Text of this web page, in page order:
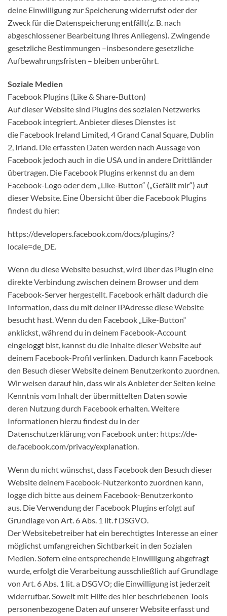
deine Einwilligung zur Speicherung widerrufst oder der
Zweck für die Datenspeicherung entfällt(z. B. nach
abgeschlossener Bearbeitung Ihres Anliegens). Zwingende
gesetzliche Bestimmungen –insbesondere gesetzliche
Aufbewahrungsfristen – bleiben unberührt.
Soziale Medien
Facebook Plugins (Like & Share-Button)
Auf dieser Website sind Plugins des sozialen Netzwerks
Facebook integriert. Anbieter dieses Dienstes ist
die Facebook Ireland Limited, 4 Grand Canal Square, Dublin
2, Irland. Die erfassten Daten werden nach Aussage von
Facebook jedoch auch in die USA und in andere Drittländer
übertragen. Die Facebook Plugins erkennst du an dem
Facebook-Logo oder dem „Like-Button“ („Gefällt mir“) auf
dieser Website. Eine Übersicht über die Facebook Plugins
findest du hier:
https://developers.facebook.com/docs/plugins/?
locale=de_DE.
Wenn du diese Website besuchst, wird über das Plugin eine
direkte Verbindung zwischen deinem Browser und dem
Facebook-Server hergestellt. Facebook erhält dadurch die
Information, dass du mit deiner IPAdresse diese Website
besucht hast. Wenn du den Facebook „Like-Button“
anklickst, während du in deinem Facebook-Account
eingeloggt bist, kannst du die Inhalte dieser Website auf
deinem Facebook-Profil verlinken. Dadurch kann Facebook
den Besuch dieser Website deinem Benutzerkonto zuordnen.
Wir weisen darauf hin, dass wir als Anbieter der Seiten keine
Kenntnis vom Inhalt der übermittelten Daten sowie
deren Nutzung durch Facebook erhalten. Weitere
Informationen hierzu findest du in der
Datenschutzerklärung von Facebook unter: https://de-
de.facebook.com/privacy/explanation.
Wenn du nicht wünschst, dass Facebook den Besuch dieser
Website deinem Facebook-Nutzerkonto zuordnen kann,
logge dich bitte aus deinem Facebook-Benutzerkonto
aus. Die Verwendung der Facebook Plugins erfolgt auf
Grundlage von Art. 6 Abs. 1 lit. f DSGVO.
Der Websitebetreiber hat ein berechtigtes Interesse an einer
möglichst umfangreichen Sichtbarkeit in den Sozialen
Medien. Sofern eine entsprechende Einwilligung abgefragt
wurde, erfolgt die Verarbeitung ausschließlich auf Grundlage
von Art. 6 Abs. 1 lit. a DSGVO; die Einwilligung ist jederzeit
widerrufbar. Soweit mit Hilfe des hier beschriebenen Tools
personenbezogene Daten auf unserer Website erfasst und